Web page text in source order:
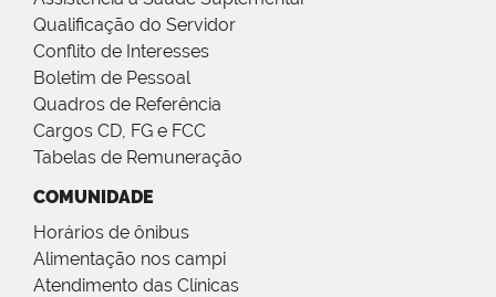
Qualificação do Servidor
Conflito de Interesses
Boletim de Pessoal
Quadros de Referência
Cargos CD, FG e FCC
Tabelas de Remuneração
COMUNIDADE
Horários de ônibus
Alimentação nos campi
Atendimento das Clínicas